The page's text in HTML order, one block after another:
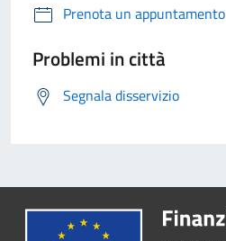
Prenota un appuntamento
Problemi in città
Segnala disservizio